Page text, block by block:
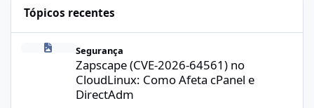
Tópicos recentes
Segurança
Zapscape (CVE-2026-64561) no
CloudLinux: Como Afeta cPanel e
DirectAdm